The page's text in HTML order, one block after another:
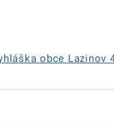
obce